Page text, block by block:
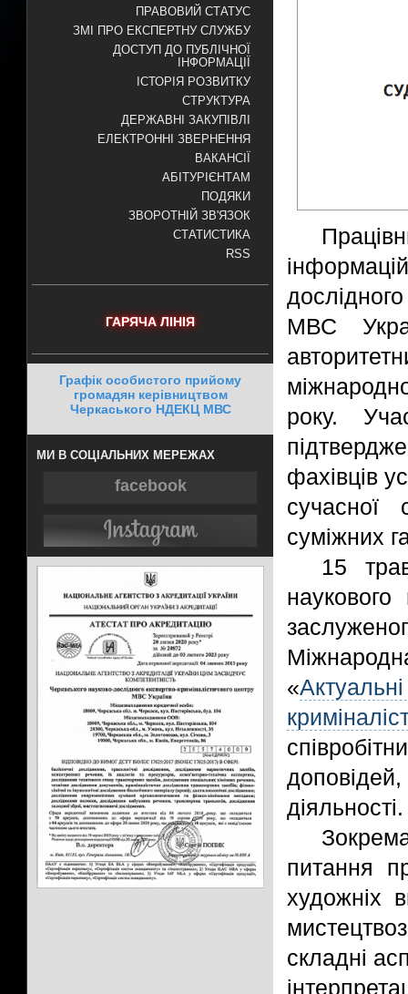
ПРАВОВИЙ СТАТУС
ЗМІ ПРО ЕКСПЕРТНУ СЛУЖБУ
ДОСТУП ДО ПУБЛІЧНОЇ
ІНФОРМАЦІЇ
ІСТОРІЯ РОЗВИТКУ
СТРУКТУРА
ДЕРЖАВНІ ЗАКУПІВЛІ
ЕЛЕКТРОННІ ЗВЕРНЕННЯ
ВАКАНСІЇ
АБІТУРІЄНТАМ
ПОДЯКИ
ЗВОРОТНІЙ ЗВ'ЯЗОК
СТАТИСТИКА
RSS
ГАРЯЧА ЛІНІЯ
Графік особистого прийому
громадян керівництвом
Черкаського НДЕКЦ МВС
МИ В СОЦІАЛЬНИХ МЕРЕЖАХ
facebook
МВС
року.
фахівців
сучасної
суміжних
15
наукового
«
діяльності.
питання
художніх
складні